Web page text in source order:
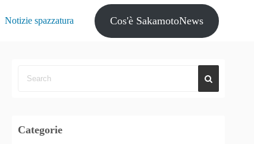
Notizie spazzatura Cos'è SakamotoNews
Categorie